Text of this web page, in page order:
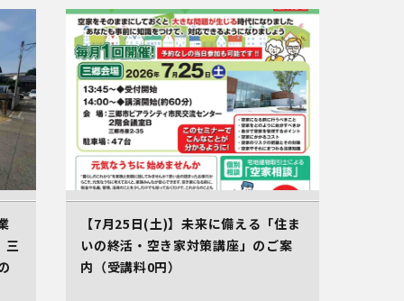
三
【7月25日(土)】未来に備える「住ま
いの終活・空き家対策講座」のご案
内（受講料0円）